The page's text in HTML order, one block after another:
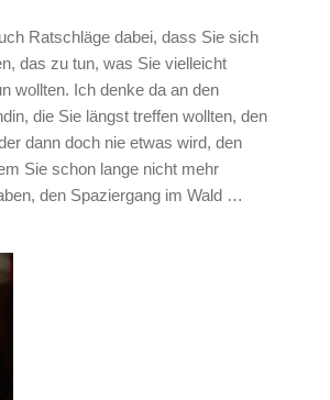
Ratschläge dabei, dass Sie sich
das zu tun, was Sie vielleicht
wollten. Ich denke da an den
die Sie längst treffen wollten, den
dann doch nie etwas wird, den
Sie schon lange nicht mehr
den Spaziergang im Wald …